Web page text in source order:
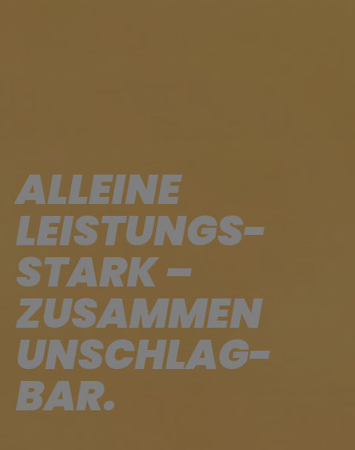
ALLEINE
LEISTUNGS­
STARK –
ZUSAMMEN
UNSCHLAG­
BAR.